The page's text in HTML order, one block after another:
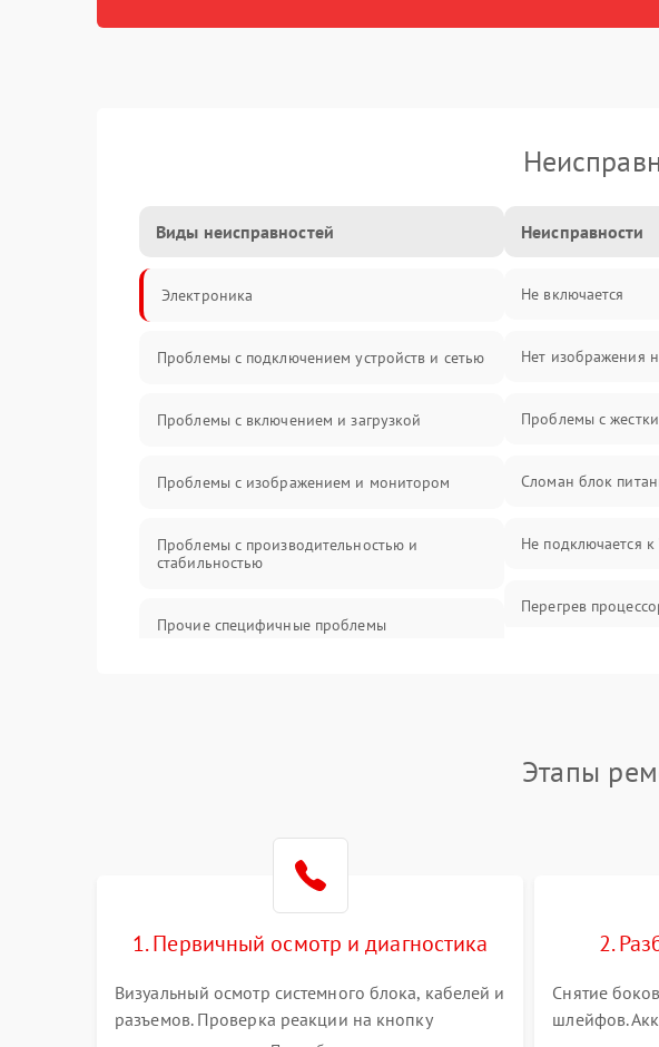
Виды неисправностей
Электроника
Проблемы с подключением устройств и сетью
Проблемы с включением и загрузкой
Проблемы с изображением и монитором
Проблемы с производительностью и
стабильностью
Прочие специфичные проблемы
Неисправности
Не включается
Нет изображения
Проблемы с
Сломан блок
Не подключается к
Перегрев
Ошибки в работе
Не распознается
Этапы
1. Первичный осмотр и диагностика
Визуальный осмотр системного блока, кабелей и
разъемов. Проверка реакции на кнопку
2.
Снятие
шлейфов.